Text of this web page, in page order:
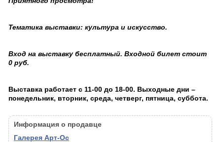
Тематика выставки: культура и искусство.
Вход на выставку бесплатный. Входной билет стоит
0 руб.
Выставка работает с 11-00 до 18-00. Выходные дни –
понедельник, вторник, среда, четверг, пятница, суббота.
Информация о продавце
Галерея Арт-Ос